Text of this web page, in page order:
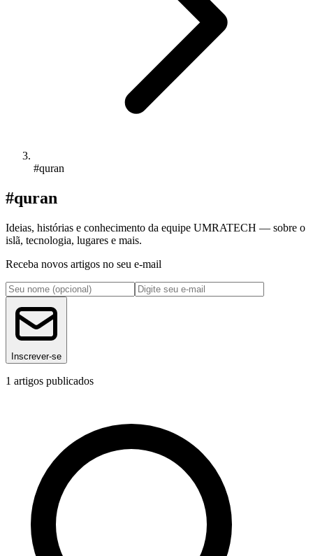
#quran
#quran
Ideias, histórias e conhecimento da equipe UMRATECH — sobre o
islã, tecnologia, lugares e mais.
Receba novos artigos no seu e-mail
Inscrever-se
1 artigos publicados